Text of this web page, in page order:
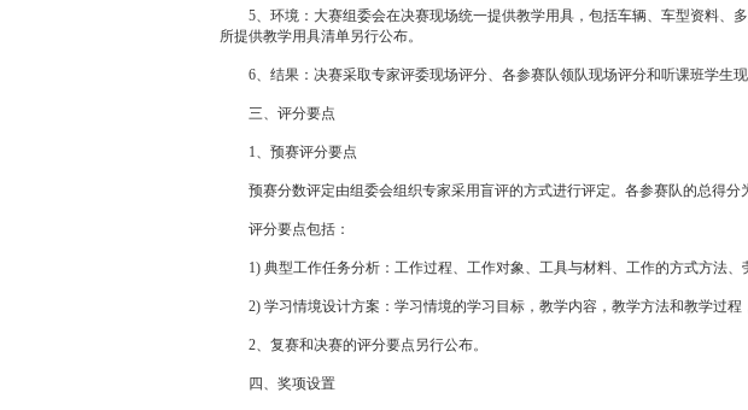
5、环境：大赛组委会在决赛现场统一提供教学用具，包括车辆、车型资料、
所提供教学用具清单另行公布。
6、结果：决赛采取专家评委现场评分、各参赛队领队现场评分和听课班学生
三、评分要点
1、预赛评分要点
预赛分数评定由组委会组织专家采用盲评的方式进行评定。各参赛队的总得分
评分要点包括：
1) 典型工作任务分析：工作过程、工作对象、工具与材料、工作的方式方法、
2) 学习情境设计方案：学习情境的学习目标，教学内容，教学方法和教学过程
2、复赛和决赛的评分要点另行公布。
四、奖项设置